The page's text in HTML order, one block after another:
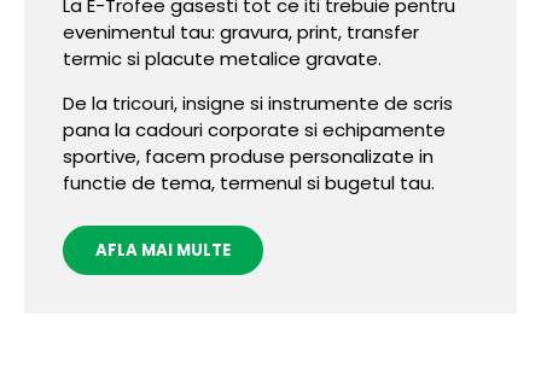
evenimentul tau: gravura, print, transfer
termic si placute metalice gravate.
De la tricouri, insigne si instrumente de scris
pana la cadouri corporate si echipamente
sportive, facem produse personalizate in
functie de tema, termenul si bugetul tau.
AFLA MAI MULTE